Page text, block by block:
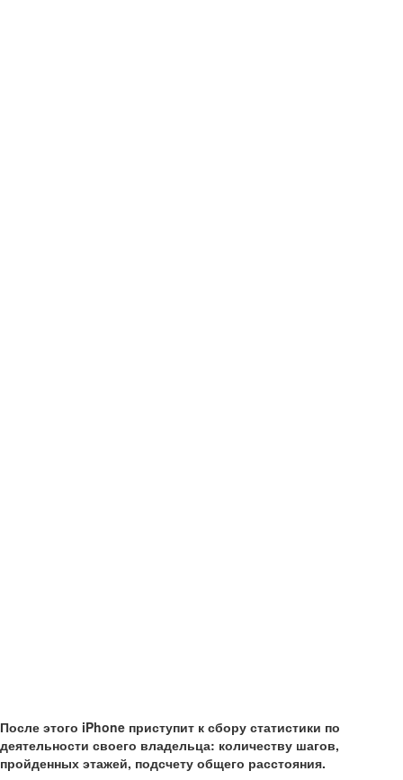
После этого iPhone приступит к сбору статистики по
деятельности своего владельца: количеству шагов,
пройденных этажей, подсчету общего расстояния.